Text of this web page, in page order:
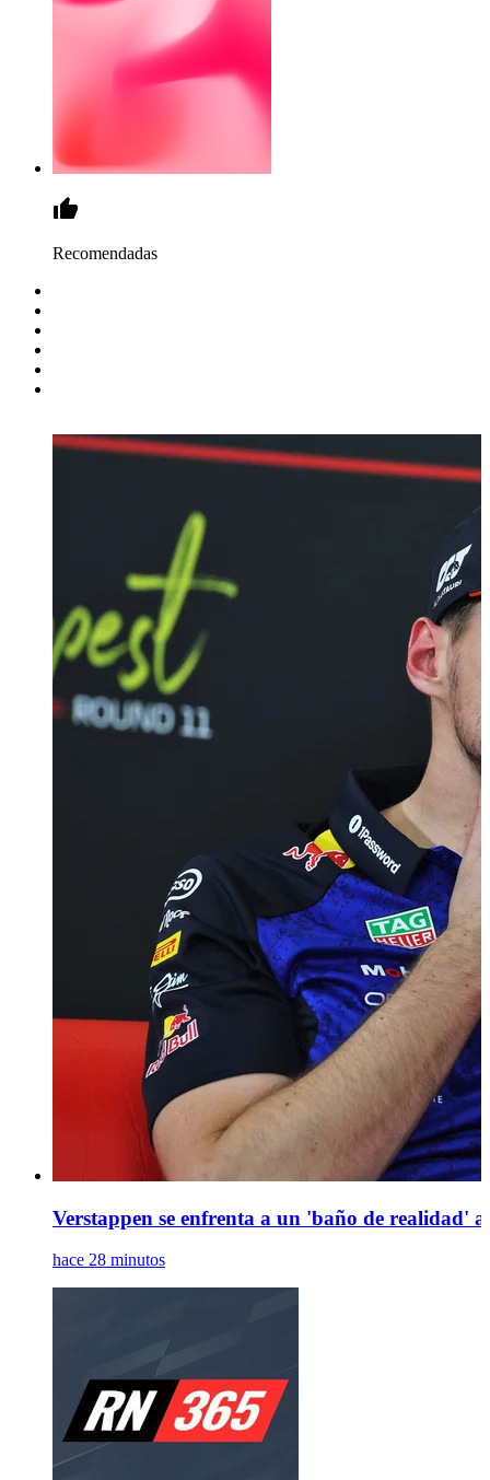
Recomendadas
Verstappen se enfrenta a un 'baño de realidad'
hace 28 minutos